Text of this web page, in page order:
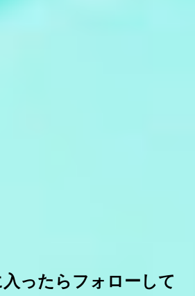
ったらフォローして